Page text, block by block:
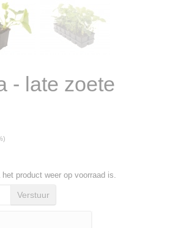
- late zoete
product weer op voorraad is.
Verstuur